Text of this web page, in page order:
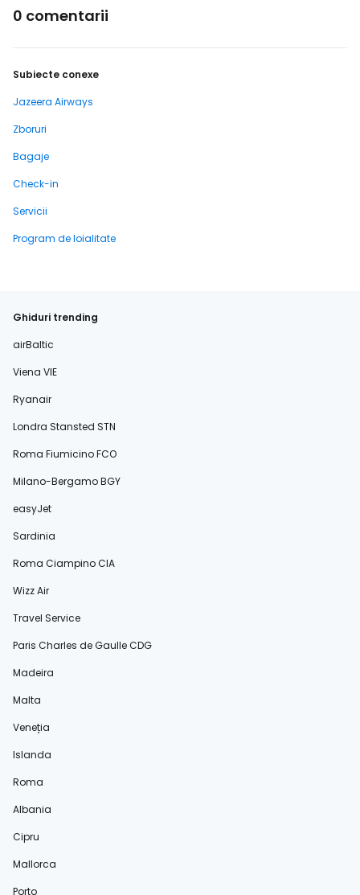
0 comentarii
Subiecte conexe
Jazeera Airways
Zboruri
Bagaje
Check-in
Servicii
Program de loialitate
Ghiduri trending
airBaltic
Viena VIE
Ryanair
Londra Stansted STN
Roma Fiumicino FCO
Milano-Bergamo BGY
easyJet
Sardinia
Roma Ciampino CIA
Wizz Air
Travel Service
Paris Charles de Gaulle CDG
Madeira
Malta
Veneția
Islanda
Roma
Albania
Cipru
Mallorca
Porto